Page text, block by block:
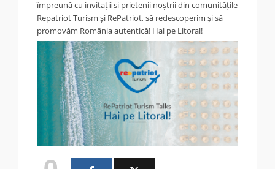
împreună cu invitații și prietenii noștrii din comunitățile
Repatriot Turism și RePatriot, să redescoperim și să
promovăm România autentică! Hai pe Litoral!